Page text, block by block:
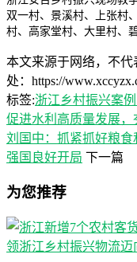
双一村、景溪村、上张村
村、高家堂村、大里村、
本文来源于网络，不
处：https://
标签:浙江乡村振兴案例
促进水利高质量发展
刘国中：抓紧抓好粮
强国良好开局 下一篇
为您推荐